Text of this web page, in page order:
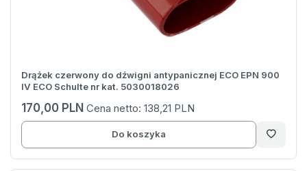
Drążek czerwony do dźwigni antypanicznej ECO EPN 900
IV ECO Schulte nr kat. 5030018026
170,00 PLN Cena netto: 138,21 PLN
Do koszyka